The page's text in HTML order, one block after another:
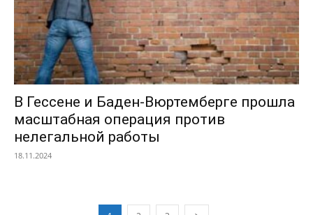
В Гессене и Баден-Вюртемберге прошла
масштабная операция против
нелегальной работы
18.11.2024